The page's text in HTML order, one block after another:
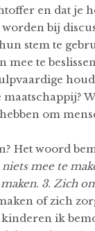
en dat je
bij
stem te
te
om
Het woord
mee te
3. Zich
of zich
ik